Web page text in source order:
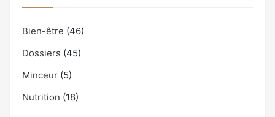
Bien-être (46)
Dossiers (45)
Minceur (5)
Nutrition (18)